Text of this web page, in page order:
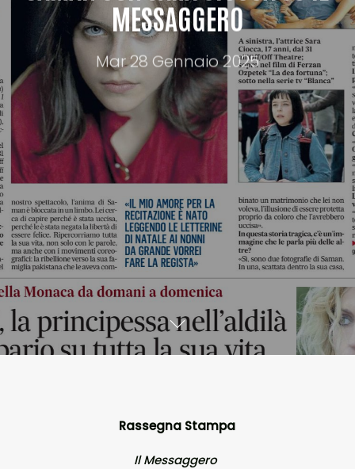
MESSAGGERO
Mar 28 Gennaio 2025
Rassegna Stampa
Il Messaggero